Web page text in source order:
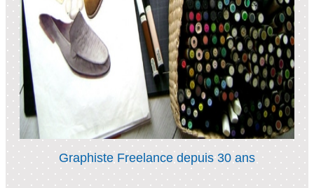
Graphiste Freelance depuis 30 ans